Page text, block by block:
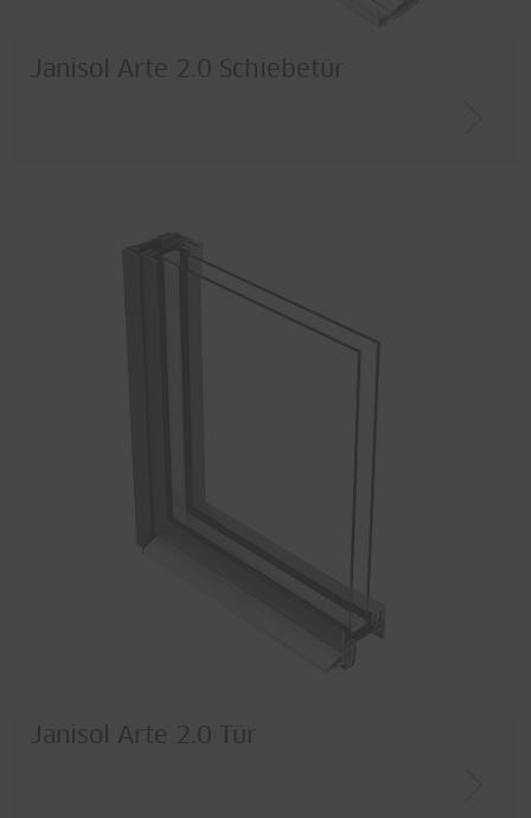
Janisol Arte 2.0 Schiebetür
Janisol Arte 2.0 Tür